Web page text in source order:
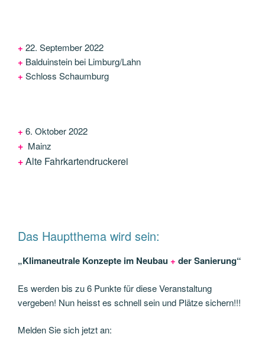
+ 22. September 2022
+ Balduinstein bei Limburg/Lahn
+ Schloss Schaumburg
+ 6. Oktober 2022
+ Mainz
+Alte Fahrkartendruckerei
Das Hauptthema wird sein:
„Klimaneutrale Konzepte im Neubau+ der Sanierung“
Es werden bis zu 6 Punkte für diese Veranstaltung
vergeben! Nun heisst es schnell sein und Plätze sichern!!!
Melden Sie sich jetzt an: